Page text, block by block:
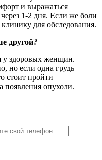
и выражаться
1-2 дня. Если же боли
для обследования.
другой?
у здоровых женщин.
но если одна грудь
стоит пройти
появления опухоли.